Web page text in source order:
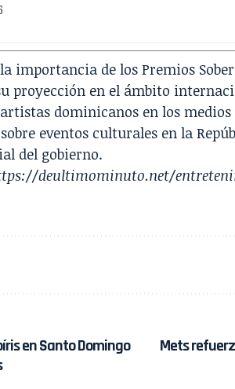
importancia de los Premios
proyección en el ámbito
dominicanos en los medios
eventos culturales en la
del gobierno.
deultimominuto.net/
en Santo Domingo
Mets